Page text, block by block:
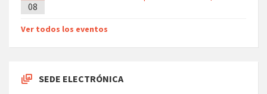
O
08
Ver todos los eventos
SEDE ELECTRÓNICA